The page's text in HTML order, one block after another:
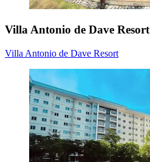
Villa Antonio de Dave Resort
Villa Antonio de Dave Resort